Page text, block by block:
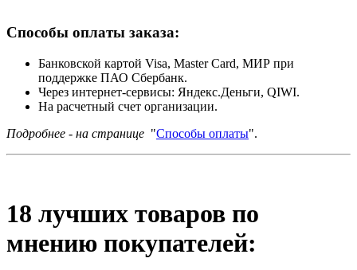
Способы оплаты заказа:
Банковской картой Visa, Master Card, МИР при
поддержке ПАО Сбербанк.
Через интернет-сервисы: Яндекс.Деньги, QIWI.
На расчетный счет организации.
Подробнее - на странице "Способы оплаты".
18 лучших товаров по
мнению покупателей: